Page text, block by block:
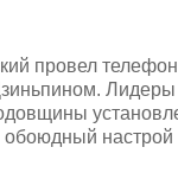
провел
Лидеры
настрой